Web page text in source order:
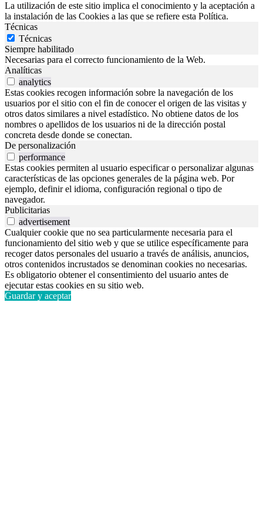
La utilización de este sitio implica el conocimiento y la aceptación a
la instalación de las Cookies a las que se refiere esta Política.
Técnicas
Técnicas
Siempre habilitado
Necesarias para el correcto funcionamiento de la Web.
Analíticas
analytics
Estas cookies recogen información sobre la navegación de los
usuarios por el sitio con el fin de conocer el origen de las visitas y
otros datos similares a nivel estadístico. No obtiene datos de los
nombres o apellidos de los usuarios ni de la dirección postal
concreta desde donde se conectan.
De personalización
performance
Estas cookies permiten al usuario especificar o personalizar algunas
características de las opciones generales de la página web. Por
ejemplo, definir el idioma, configuración regional o tipo de
navegador.
Publicitarias
advertisement
Cualquier cookie que no sea particularmente necesaria para el
funcionamiento del sitio web y que se utilice específicamente para
recoger datos personales del usuario a través de análisis, anuncios,
otros contenidos incrustados se denominan cookies no necesarias.
Es obligatorio obtener el consentimiento del usuario antes de
ejecutar estas cookies en su sitio web.
Guardar y aceptar